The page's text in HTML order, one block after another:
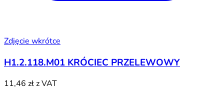
Zdjęcie wkrótce
H1.2.118.M01 KRÓCIEC PRZELEWOWY
11,46 złz VAT